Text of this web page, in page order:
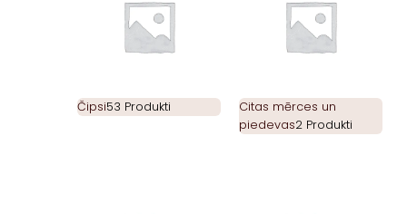
Čipsi53 Produkti
Citas mērces un
piedevas2 Produkti